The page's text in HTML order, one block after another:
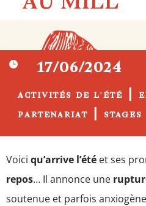
 17/06/2024
ACTIVITÉS DE L'ÉTÉ
PARTENARIAT STAGES
Voici qu’arrive l’été et ses
repos… Il annonce une
soutenue et parfois